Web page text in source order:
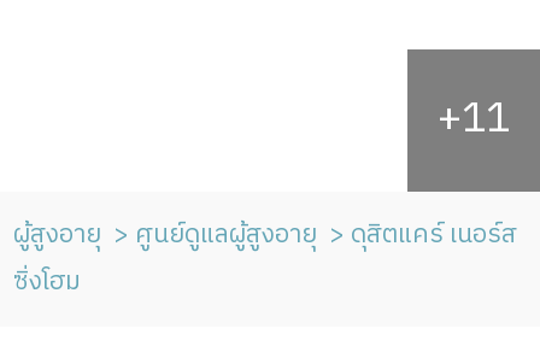
ผู้สูงอายุ ศูนย์ดูแลผู้สูงอายุ
ดุสิตแคร์ เนอร์ส
ซิ่งโฮม